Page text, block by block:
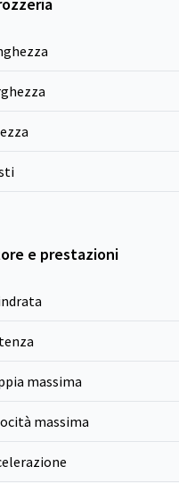
e prestazioni
massima
massima